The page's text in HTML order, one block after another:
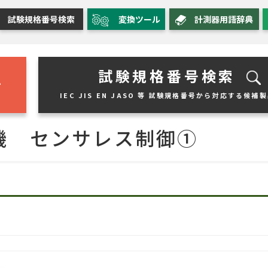
試験規格番号検索 変換ツール 計測器用語辞典
試験規格番号検索
IEC JIS EN JASO 等 試験規格番号から対応する候補製
センサレス制御①